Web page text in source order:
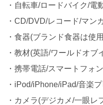
・自転車/ロードバイク/電
・CD/DVD/レコード/マン
・食器(ブランド食器は使
・教材(英語/ワールドオブ
・携帯電話/スマートフォン
・iPod/iPhone/iPad/音楽
・カメラ(デジカメ/一眼